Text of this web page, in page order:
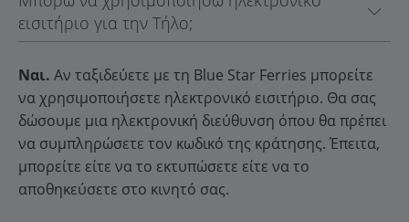
εισιτήριο για την Τήλο;
Ναι. Αν ταξιδεύετε με τη Blue Star Ferries μπορείτε
να χρησιμοποιήσετε ηλεκτρονικό εισιτήριο. Θα σας
δώσουμε μια ηλεκτρονική διεύθυνση όπου θα πρέπει
να συμπληρώσετε τον κωδικό της κράτησης. Έπειτα,
μπορείτε είτε να το εκτυπώσετε είτε να το
αποθηκεύσετε στο κινητό σας.